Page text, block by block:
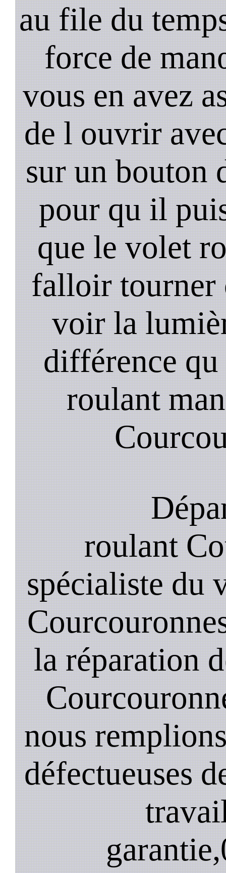
au file du
force de
vous en avez
de l ouvrir
sur un bouton
pour qu il
que le volet
falloir tourner
voir la
différence
roulant
roulant
spécialiste du
la réparation
nous
défectueuses
garantie,